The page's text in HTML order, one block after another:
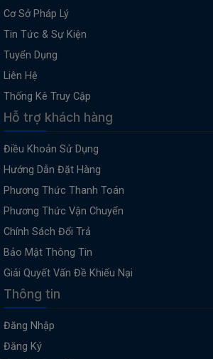
Cơ Sở Pháp Lý
Tin Tức & Sự Kiện
Tuyển Dụng
Liên Hệ
Thống Kê Truy Cập
Hỗ trợ khách hàng
Điều Khoản Sử Dụng
Hướng Dẫn Đặt Hàng
Phương Thức Thanh Toán
Phương Thức Vận Chuyển
Chính Sách Đổi Trả
Bảo Mật Thông Tin
Giải Quyết Vấn Đề Khiếu Nại
Thông tin
Đăng Nhập
Đăng Ký